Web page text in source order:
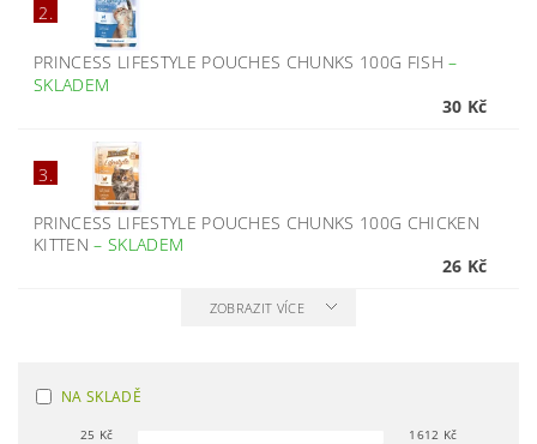
2.
PRINCESS LIFESTYLE POUCHES CHUNKS 100G FISH–
SKLADEM
30 Kč
3.
PRINCESS LIFESTYLE POUCHES CHUNKS 100G CHICKEN
KITTEN–SKLADEM
26 Kč
ZOBRAZIT VÍCE
NA SKLADĚ
25 Kč 1612 Kč